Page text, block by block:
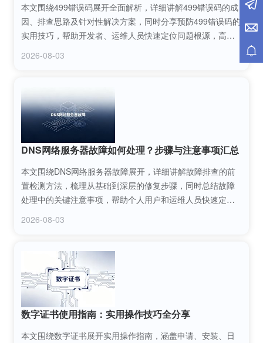
本文围绕499错误码展开全面解析，详细讲解499错误码的成
因、排查思路及针对性解决方案，同时分享预防499错误码的
实用技巧，帮助开发者、运维人员快速定位问题根源，高效
2026-08-03
DNS网络服务器故障如何处理？步骤与注意事项汇总
本文围绕DNS网络服务器故障展开，详细讲解故障排查的前
置检测方法，梳理从基础到深层的修复步骤，同时总结故障
处理中的关键注意事项，帮助个人用户和运维人员快速定
2026-08-03
数字证书使用指南：实用操作技巧全分享
本文围绕数字证书展开实用操作指南，涵盖申请、安装、日